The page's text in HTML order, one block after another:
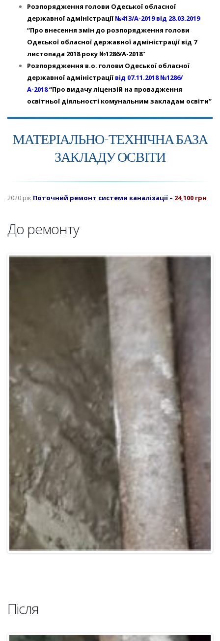
Розпорядження голови Одеської обласної
державної адміністрації №413/А-2019 від 28.03.2019
“Про внесення змін до розпорядження голови
Одеської обласної державної адміністрації від 7
листопада 2018 року №1286/А-2018”
Розпорядження в.о. голови Одеської обласної
державної адміністрації від 07.11.2018 №1286/
А-2018“Про видачу ліцензій на провадження
освітньої діяльності комунальним закладам освіти”
МАТЕРІАЛЬНО-ТЕХНІЧНА БАЗА
ЗАКЛАДУ ОСВІТИ
2020 рік Поточний ремонт системи каналізації – 24,100 грн
До ремонту
Після